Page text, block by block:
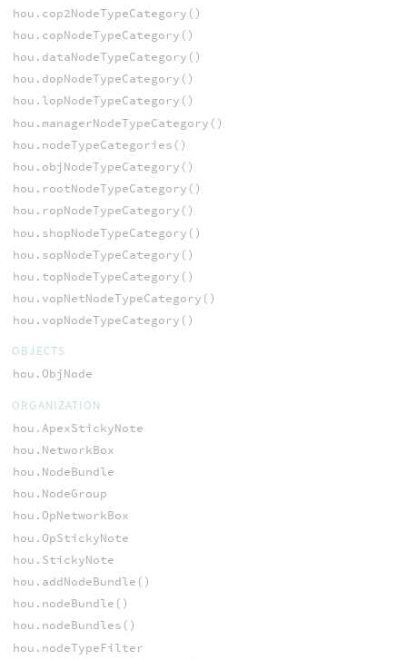
hou.cop2NodeTypeCategory()
hou.copNodeTypeCategory()
hou.dataNodeTypeCategory()
hou.dopNodeTypeCategory()
hou.lopNodeTypeCategory()
hou.managerNodeTypeCategory()
hou.nodeTypeCategories()
hou.objNodeTypeCategory()
hou.rootNodeTypeCategory()
hou.ropNodeTypeCategory()
hou.shopNodeTypeCategory()
hou.sopNodeTypeCategory()
hou.topNodeTypeCategory()
hou.vopNetNodeTypeCategory()
hou.vopNodeTypeCategory()
OBJECTS
hou.ObjNode
ORGANIZATION
hou.ApexStickyNote
hou.NetworkBox
hou.NodeBundle
hou.NodeGroup
hou.OpNetworkBox
hou.OpStickyNote
hou.StickyNote
hou.addNodeBundle()
hou.nodeBundle()
hou.nodeBundles()
hou.nodeTypeFilter